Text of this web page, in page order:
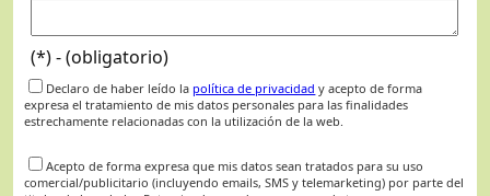
(*) - (obligatorio)
Declaro de haber leído la política de privacidad y acepto de forma
expresa el tratamiento de mis datos personales para las finalidades
estrechamente relacionadas con la utilización de la web.
Acepto de forma expresa que mis datos sean tratados para su uso
comercial/publicitario (incluyendo emails, SMS y telemarketing) por parte del